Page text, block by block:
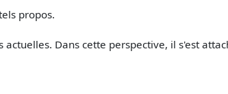
propos.
Dans cette perspective, il s'est